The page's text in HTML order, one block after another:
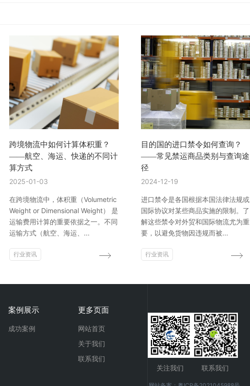
跨境物流中如何计算体积重？
——航空、海运、快递的不同计
算方式
2025-01-03
在跨境物流中，体积重（Volumetric
Weight or Dimensional Weight） 是
运输费用计算的重要依据之一。不同
运输方式（航空、海运、...
行业资讯
目的国的进口禁令如何查询？
——常见禁运商品类别与查询途
径
2024-12-19
进口禁令是各国根据本国法律法规或
国际协议对某些商品实施的限制。了
解这些禁令对外贸和国际物流尤为重
要，以避免货物因违规而被...
行业资讯
案例展示
成功案例
更多页面
网站首页
关于我们
联系我们
关注我们
联系我们